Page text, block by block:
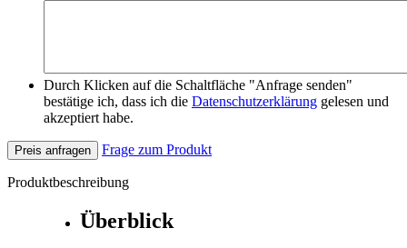
Durch Klicken auf die Schaltfläche "Anfrage senden"
bestätige ich, dass ich die Datenschutzerklärung gelesen und
akzeptiert habe.
Preis anfragen Frage zum Produkt
Produktbeschreibung
Überblick